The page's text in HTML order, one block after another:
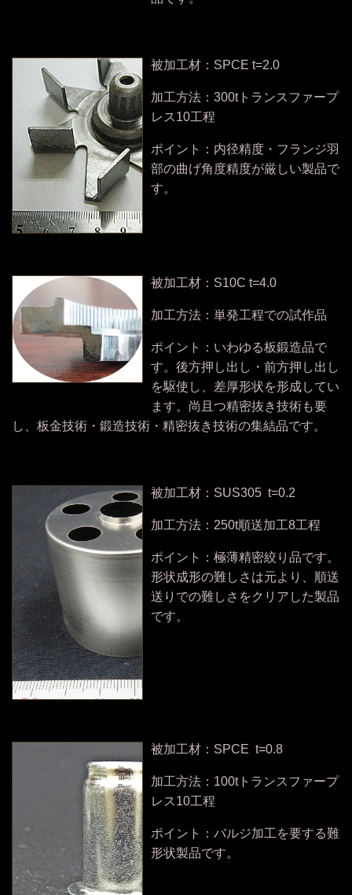
被加工材：SPCE t=2.0
加工方法：300tトランスファープ
レス10工程
ポイント：内径精度・フランジ羽
部の曲げ角度精度が厳しい製品で
す。
被加工材：S10C t=4.0
加工方法：単発工程での試作品
ポイント：いわゆる板鍛造品で
す。後方押し出し・前方押し出し
を駆使し、差厚形状を形成してい
ます。尚且つ精密抜き技術も要
し、板金技術・鍛造技術・精密抜き技術の集結品です。
被加工材：SUS305 t=0.2
加工方法：250t順送加工8工程
ポイント：極薄精密絞り品です。
形状成形の難しさは元より、順送
送りでの難しさをクリアした製品
です。
被加工材：SPCE t=0.8
加工方法：100tトランスファープ
レス10工程
ポイント：バルジ加工を要する難
形状製品です。